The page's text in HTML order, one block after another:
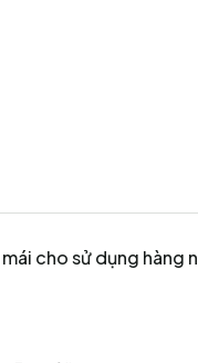
cho sử dụng hàng